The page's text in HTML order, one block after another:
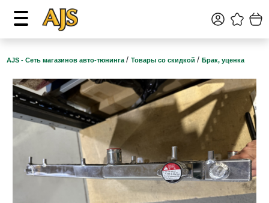
AJS - Сеть магазинов авто-тюнинга / Товары со скидкой / Брак, уценка